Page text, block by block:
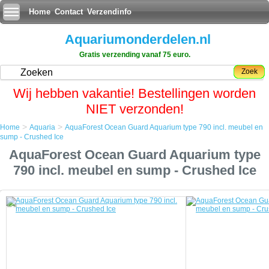
Home Contact Verzendinfo
Aquariumonderdelen.nl
Gratis verzending vanaf 75 euro.
Zoek
Wij hebben vakantie! Bestellingen worden
NIET verzonden!
Home
AquaForest Ocean Guard Aquarium type 790 incl. meubel en sump -
Crushed Ice
AquaForest Ocean Guard Aquarium type 790 incl. meubel en sump - Crushed Ice
Home > Aquaria > AquaForest Ocean Guard Aquarium type 790 incl. meubel en
sump - Crushed Ice
AquaForest Ocean Guard Aquarium type
790 incl. meubel en sump - Crushed Ice